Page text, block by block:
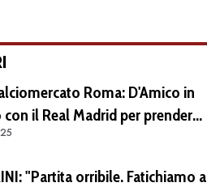
Roma: D'Amico in
il Real Madrid per prendere
prestito con diritto di riscatto.
"Partita orribile. Fatichiamo a